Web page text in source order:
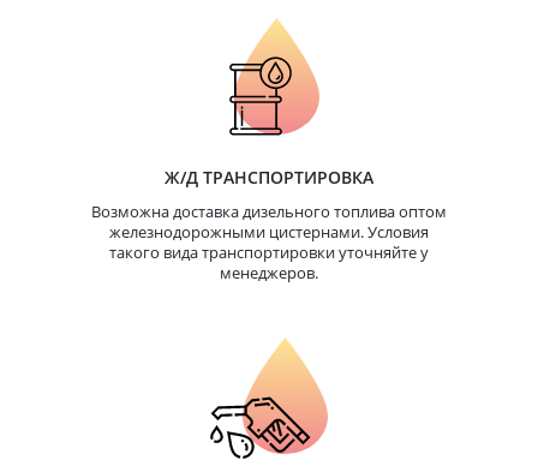
Ж/Д ТРАНСПОРТИРОВКА
Возможна доставка дизельного топлива оптом
железнодорожными цистернами. Условия
такого вида транспортировки уточняйте у
менеджеров.